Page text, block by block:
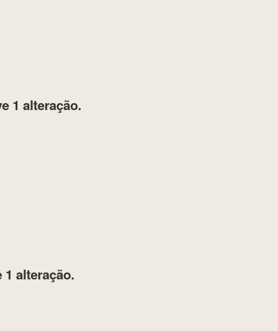
1 alteração.
1 alteração.